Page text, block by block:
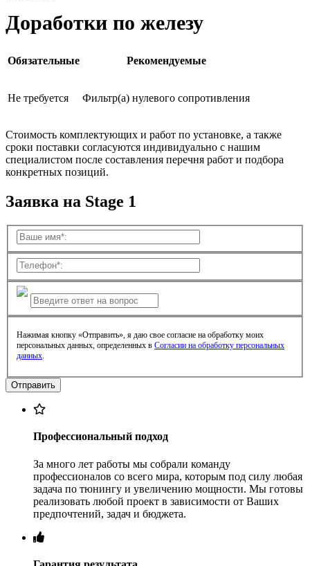
Доработки по железу
Обязательные Рекомендуемые
Не требуется Фильтр(а) нулевого сопротивления
Стоимость комплектующих и работ по установке, а также
сроки поставки согласуются индивидуально с нашим
специалистом после составления перечня работ и подбора
конкретных позиций.
Заявка на Stage 1
Нажимая кнопку «Отправить», я даю свое согласие на обработку моих
персональных данных, определенных в Согласии на обработку персональных
данных.
Профессиональный подход
За много лет работы мы собрали команду
профессионалов со всего мира, которым под силу любая
задача по тюнингу и увеличению мощности. Мы готовы
реализовать любой проект в зависимости от Ваших
предпочтений, задач и бюджета.